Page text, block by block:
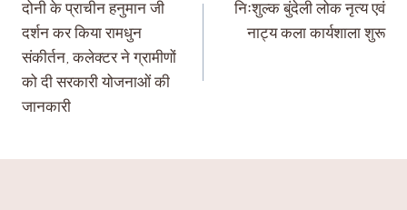
दोनी के प्राचीन हनुमान जी
दर्शन कर किया रामधुन
संकीर्तन, कलेक्टर ने ग्रामीणों
को दी सरकारी योजनाओं की
जानकारी
निःशुल्क बुंदेली लोक नृत्य एवं
नाट्य कला कार्यशाला शुरू